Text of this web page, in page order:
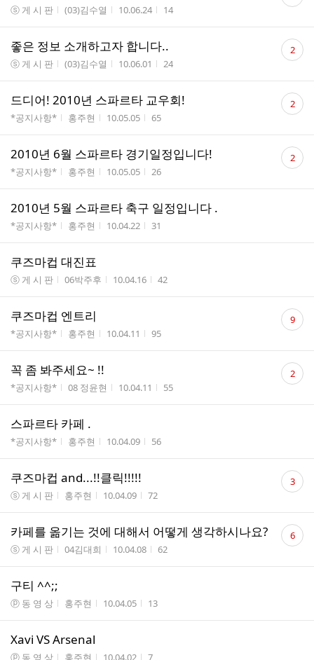
게시판명
ⓢ 게 시 판 작성자
(03)김수열 작성시간
10.06.24 조회수
14
좋은 정보 소개하고자 합니다..
게시판명
ⓢ 게 시 판 작성자
(03)김수열 작성시간
10.06.01 조회수
24
댓
글 2
드디어! 2010년 스파르타 교우회!
게시판명
*공지사항* 작성자
홍주현 작성시간
10.05.05 조회수
65
댓
글 2
2010년 6월 스파르타 경기일정입니다!
게시판명
*공지사항* 작성자
홍주현 작성시간
10.05.05 조회수
26
댓
글 2
2010년 5월 스파르타 축구 일정입니다 .
게시판명
*공지사항* 작성자
홍주현 작성시간
10.04.22 조회수
31
쿠즈마컵 대진표
게시판명
ⓢ 게 시 판 작성자
06박주후 작성시간
10.04.16 조회수
42
쿠즈마컵 엔트리
게시판명
*공지사항* 작성자
홍주현 작성시간
10.04.11 조회수
95
댓
글 9
꼭 좀 봐주세요~ !!
게시판명
*공지사항* 작성자
08 정윤현 작성시간
10.04.11 조회수
55
댓
글 2
스파르타 카페 .
게시판명
*공지사항* 작성자
홍주현 작성시간
10.04.09 조회수
56
쿠즈마컵 and...!!클릭!!!!!
게시판명
ⓢ 게 시 판 작성자
홍주현 작성시간
10.04.09 조회수
72
댓
글 3
카페를 옮기는 것에 대해서 어떻게 생각하시나요?
게시판명
ⓢ 게 시 판 작성자
04김대희 작성시간
10.04.08 조회수
62
댓
글 6
구티 ^^;;
게시판명
ⓟ 동 영 상 작성자
홍주현 작성시간
10.04.05 조회수
13
Xavi VS Arsenal
게시판명
ⓟ 동 영 상 작성자
홍주현 작성시간
10.04.02 조회수
7